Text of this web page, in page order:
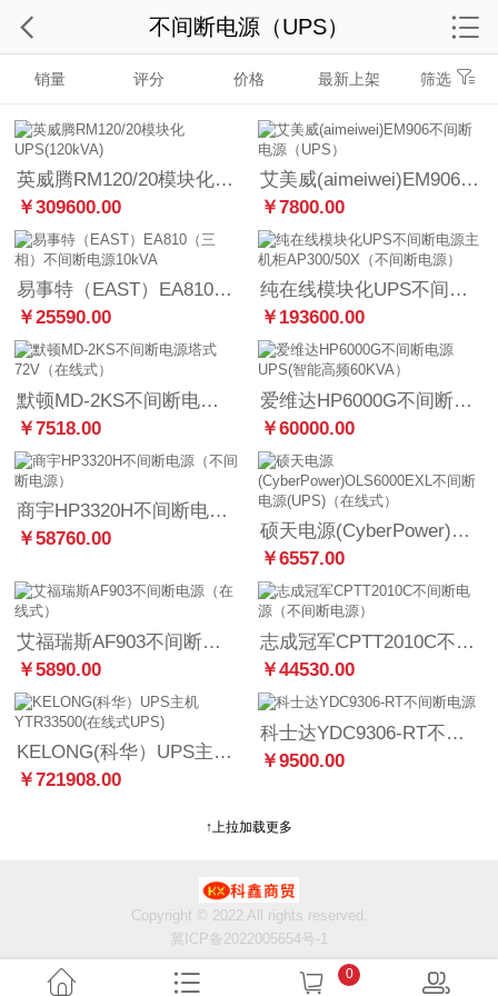
销量 评分 价格 最新上架 筛选
英威腾RM120/20模块化UPS(120kVA)
￥309600.00
艾美威(aimeiwei)EM906不间断电源（UPS）
￥7800.00
易事特（EAST）EA810（三相）不间断电源10kVA
￥25590.00
纯在线模块化UPS不间断电源主机柜AP300/50X（不间断电源）
￥193600.00
默顿MD-2KS不间断电源塔式72V（在线式）
￥7518.00
爱维达HP6000G不间断电源UPS(智能高频60KVA）
￥60000.00
商宇HP3320H不间断电源（不间断电源）
￥58760.00
硕天电源(CyberPower)OLS6000EXL不间断电源(UPS)（在线式）
￥6557.00
艾福瑞斯AF903不间断电源（在线式）
￥5890.00
志成冠军CPTT2010C不间断电源（不间断电源）
￥44530.00
KELONG(科华）UPS主机YTR33500(在线式UPS)
￥721908.00
科士达YDC9306-RT不间断电源
￥9500.00
↑上拉加载更多
不间断电源（UPS）
Copyright © 2022 All rights reserved.
冀ICP备2022005654号-1
0